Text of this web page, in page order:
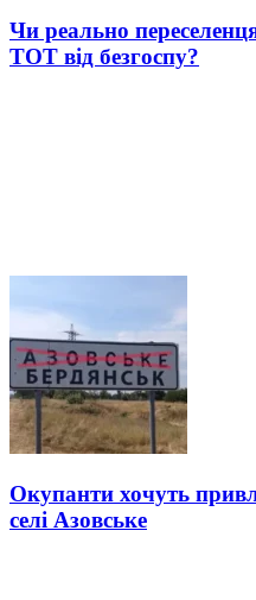
Чи реально
ТОТ від безгоспу?
Окупанти хочуть
селі Азовське